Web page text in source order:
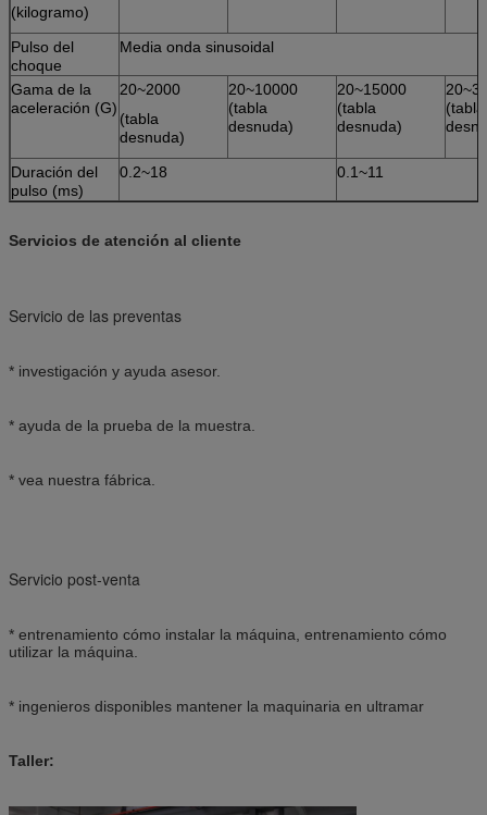
(kilogramo)
Pulso del
choque
Media onda sinusoidal
Gama de la
aceleración (G)
20~2000
(tabla
desnuda)
20~10000
(tabla
desnuda)
20~15000
(tabla
desnuda)
(tabla
Duración del
pulso (ms)
0.2~18 0.1~11
Servicios de atención al cliente
Servicio de las preventas
* investigación y ayuda asesor.
* ayuda de la prueba de la muestra.
* vea nuestra fábrica.
Servicio post-venta
* entrenamiento cómo instalar la máquina, entrenamiento cómo
utilizar la máquina.
* ingenieros disponibles mantener la maquinaria en ultramar
Taller: